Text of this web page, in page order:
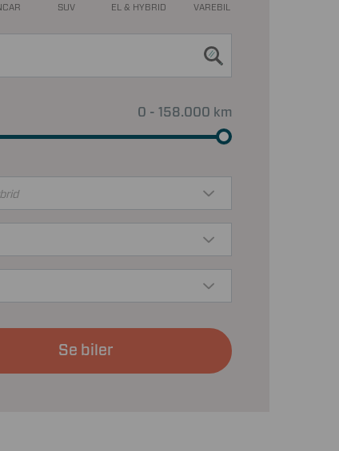
SUV EL & HYBRID VAREBIL
0 - 158.000 km
Se biler